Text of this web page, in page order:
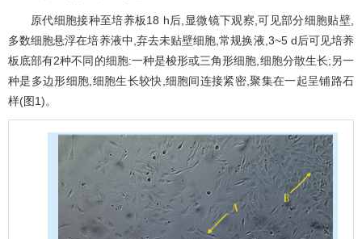
原代细胞接种至培养板18 h后,显微镜下观察,可见部分细胞贴壁,
多数细胞悬浮在培养液中,弃去未贴壁细胞,常规换液,3~5 d后可见培养
板底部有2种不同的细胞:一种是梭形或三角形细胞,细胞分散生长;另一
种是多边形细胞,细胞生长较快,细胞间连接紧密,聚集在一起呈铺路石
样(图1)。